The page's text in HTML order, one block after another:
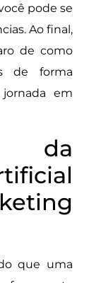
pode se
Ao final,
de como
de forma
em
da
que uma